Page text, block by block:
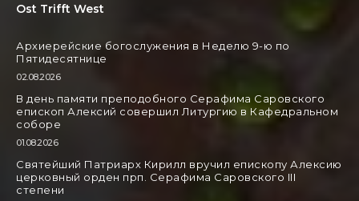
Ost Trifft West
Архиерейские богослужения в Неделю 9-ю по
Пятидесятнице
02.08.2026
В день памяти преподобного Серафима Саровского
епископ Алексий совершил Литургию в Кафедральном
соборе
01.08.2026
Святейший Патриарх Кирилл вручил епископу Алексию
церковный орден прп. Серафима Саровского III
степени